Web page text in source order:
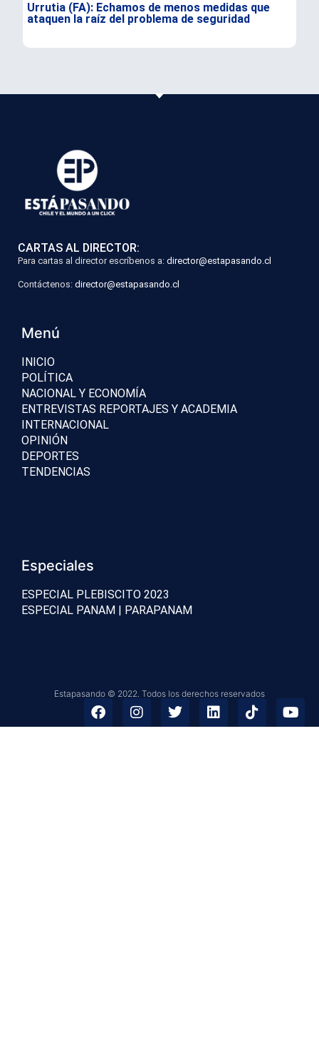
Urrutia (FA): Echamos de menos medidas que
ataquen la raíz del problema de seguridad
CARTAS AL DIRECTOR:
Para cartas al director escríbenos a: director@estapasando.cl
Contáctenos: director@estapasando.cl
Menú
INICIO
POLÍTICA
NACIONAL Y ECONOMÍA
ENTREVISTAS REPORTAJES Y ACADEMIA
INTERNACIONAL
OPINIÓN
DEPORTES
TENDENCIAS
Especiales
ESPECIAL PLEBISCITO 2023
ESPECIAL PANAM | PARAPANAM
Estapasando © 2022. Todos los derechos reservados